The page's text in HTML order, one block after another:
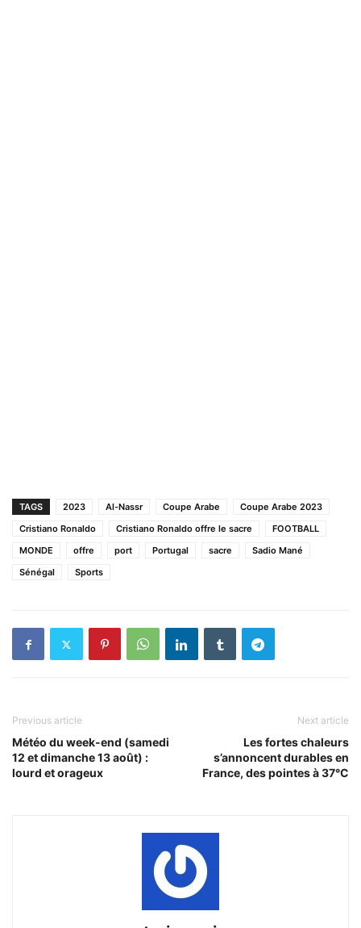
TAGS 2023 Al-Nassr Coupe Arabe
Coupe Arabe 2023
Cristiano Ronaldo
Cristiano Ronaldo offre le sacre
FOOTBALL
MONDE
offre port Portugal sacre
Sadio Mané
Sénégal
Sports
Previous article
Météo du week-end (samedi
12 et dimanche 13 août) :
lourd et orageux
Next article
Les fortes chaleurs
s’annoncent durables en
France, des pointes à 37°C